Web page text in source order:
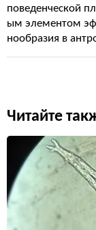
поведенческой
ым элементом
нообразия в
Читайте